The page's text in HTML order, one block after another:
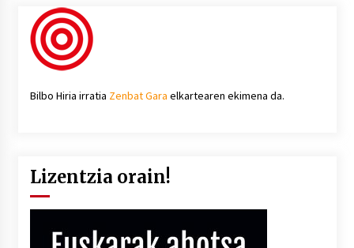
Bilbo Hiria irratia Zenbat Gara elkartearen ekimena da.
Lizentzia orain!